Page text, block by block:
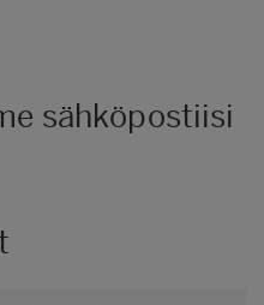
sähköpostiisi